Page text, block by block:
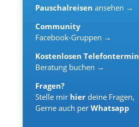
Pauschalreisen ansehen →
Community
Facebook-Gruppen →
Kostenlosen Telefontermin
Beratung buchen →
Fragen?
Stelle mir hier deine Fragen,
Gerne auch per Whatsapp